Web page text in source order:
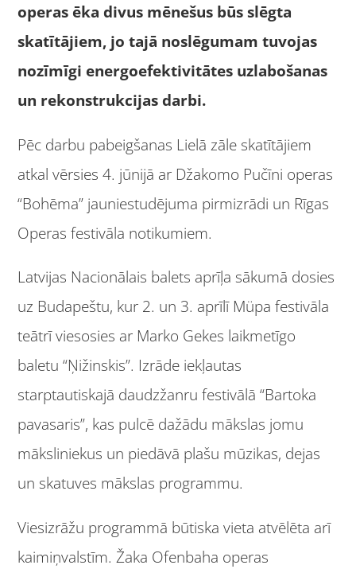
operas ēka divus mēnešus būs slēgta
skatītājiem, jo tajā noslēgumam tuvojas
nozīmīgi energoefektivitātes uzlabošanas
un rekonstrukcijas darbi.
Pēc darbu pabeigšanas Lielā zāle skatītājiem
atkal vērsies 4. jūnijā ar Džakomo Pučīni operas
“Bohēma” jauniestudējuma pirmizrādi un Rīgas
Operas festivāla notikumiem.
Latvijas Nacionālais balets aprīļa sākumā dosies
uz Budapeštu, kur 2. un 3. aprīlī Müpa festivāla
teātrī viesosies ar Marko Gekes laikmetīgo
baletu “Ņižinskis”. Izrāde iekļautas
starptautiskajā daudzžanru festivālā “Bartoka
pavasaris”, kas pulcē dažādu mākslas jomu
māksliniekus un piedāvā plašu mūzikas, dejas
un skatuves mākslas programmu.
Viesizrāžu programmā būtiska vieta atvēlēta arī
kaimiņvalstīm. Žaka Ofenbaha operas